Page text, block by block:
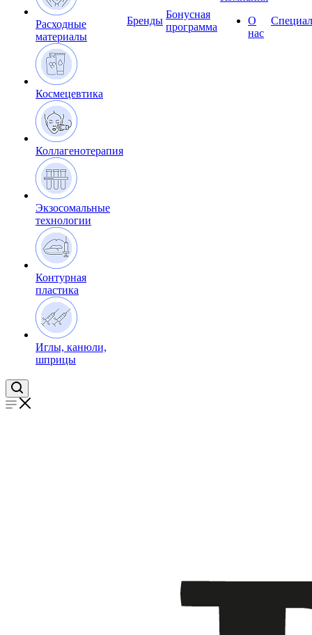
Расходные
материалы
Космецевтика
Коллагенотерапия
Экзосомальные
технологии
Контурная
пластика
Иглы, канюли,
шприцы
Бренды
Бонусная
программа
О
нас